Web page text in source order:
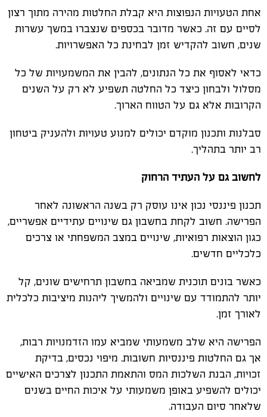
אחת הטעויות הנפוצות היא קבלת החלטות מהירה מתוך רצון
לסיים עם זה. כאשר מדובר בכספים שנצברו במשך עשרות
שנים, חשוב להקדיש זמן לבחינת כל האפשרויות.
כדאי לאסוף את כל הנתונים, להבין את המשמעויות של כל
מסלול ולבחון כיצד כל החלטה תשפיע לא רק על השנים
הקרובות אלא גם על הטווח הארוך.
סבלנות ותכנון מוקדם יכולים למנוע טעויות ולהעניק ביטחון
רב יותר בתהליך.
לחשוב גם על העתיד הרחוק
תכנון פיננסי נכון אינו עוסק רק בשנה הראשונה לאחר
הפרישה. חשוב לקחת בחשבון גם שינויים עתידיים אפשריים,
כגון הוצאות רפואיות, שינויים במצב המשפחתי או צרכים
כלכליים חדשים.
כאשר בונים תוכנית שמביאה בחשבון תרחישים שונים, קל
יותר להתמודד עם שינויים ולהמשיך ליהנות מיציבות כלכלית
לאורך זמן.
הפרישה היא שלב משמעותי שמביא עמו הזדמנויות רבות,
אך גם החלטות פיננסיות חשובות. מיפוי נכסים, בדיקת
זכויות, הבנת השלכות המס והתאמת התכנון לצרכים האישיים
יכולים להשפיע באופן משמעותי על איכות החיים בשנים
שלאחר סיום העבודה.